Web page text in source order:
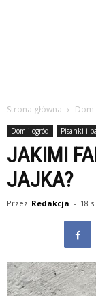
Strona główna
Dom i ogród Pisanki i
JAKIMI
JAJKA?
Przez Redakcja - 18